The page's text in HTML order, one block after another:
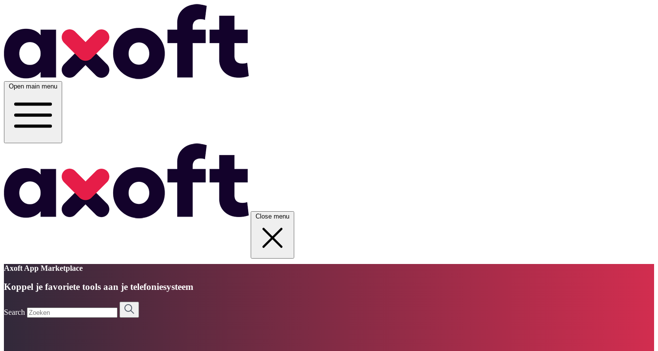
Open main menu
Close menu
Axoft App Marketplace
Koppel je favoriete tools aan je telefoniesysteem
Search